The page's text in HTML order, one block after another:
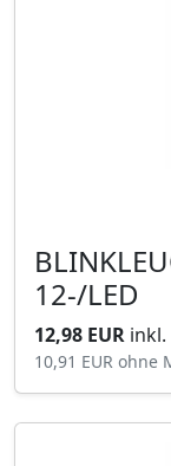
12-/LED
12,98 EUR
10,91 EUR ohne